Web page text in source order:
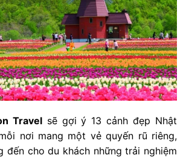
Travelsẽ gợi ý 13 cảnh đẹp Nhật
nơi mang một vẻ quyến rũ riêng,
đến cho du khách những trải nghiệm